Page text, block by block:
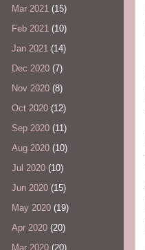
Mar 2021 (15)
Feb 2021 (10)
Jan 2021 (14)
Dec 2020 (7)
Nov 2020 (8)
Oct 2020 (12)
Sep 2020 (11)
Aug 2020 (10)
Jul 2020 (10)
Jun 2020 (15)
May 2020 (19)
Apr 2020 (20)
Mar 2020 (20)